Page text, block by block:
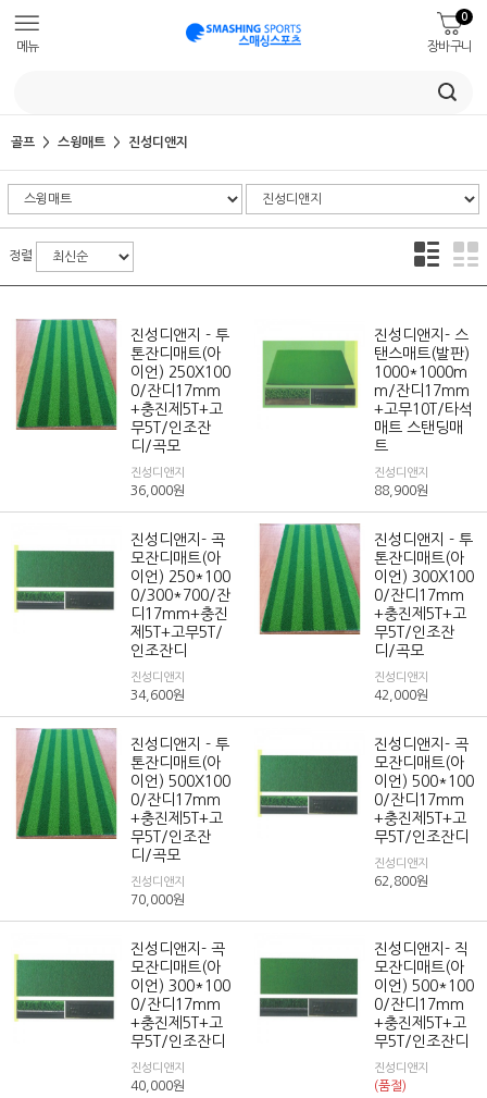
메뉴 장바구니
0
골프 스윙매트 진성디앤지
정렬
진성디앤지 - 투
톤잔디매트(아
이언) 250X100
0/잔디17mm
+충진제5T+고
무5T/인조잔
디/곡모
진성디앤지
36,000원
진성디앤지- 스
탠스매트(발판)
1000*1000m
m/잔디17mm
+고무10T/타석
매트 스탠딩매
트
진성디앤지
88,900원
진성디앤지- 곡
모잔디매트(아
이언) 250*100
0/300*700/잔
디17mm+충진
제5T+고무5T/
인조잔디
진성디앤지
34,600원
진성디앤지 - 투
톤잔디매트(아
이언) 300X100
0/잔디17mm
+충진제5T+고
무5T/인조잔
디/곡모
진성디앤지
42,000원
진성디앤지 - 투
톤잔디매트(아
이언) 500X100
0/잔디17mm
+충진제5T+고
무5T/인조잔
디/곡모
진성디앤지
70,000원
진성디앤지- 곡
모잔디매트(아
이언) 500*100
0/잔디17mm
+충진제5T+고
무5T/인조잔디
진성디앤지
62,800원
진성디앤지- 곡
모잔디매트(아
이언) 300*100
0/잔디17mm
+충진제5T+고
무5T/인조잔디
진성디앤지
40,000원
진성디앤지- 직
모잔디매트(아
이언) 500*100
0/잔디17mm
+충진제5T+고
무5T/인조잔디
진성디앤지
(품절)